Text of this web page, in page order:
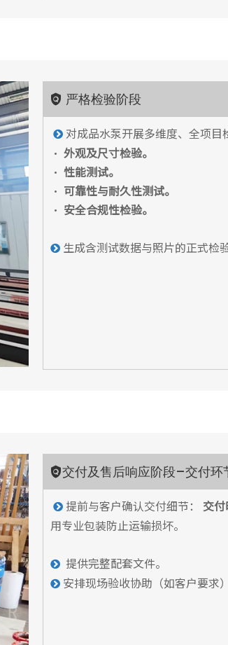
 严格检验阶段
 对成品水泵开展多维度、全项目
• 外观及尺寸检验。
• 性能测试。
• 可靠性与耐久性测试。
• 安全合规性检验。
 生成含测试数据与照片的正式检
交付及售后响应阶段–交付环
 提前与客户确认交付细节： 交付
用专业包装防止运输损坏。
 提供完整配套文件。
 安排现场验收协助（如客户要求）